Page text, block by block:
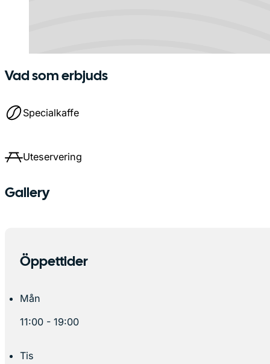
Vad som erbjuds
Specialkaffe
Uteservering
Gallery
Öppettider
Mån
11:00 - 19:00
Tis